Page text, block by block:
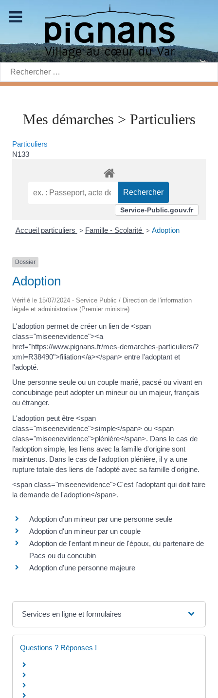
Rechercher:
Mes démarches > Particuliers
Particuliers
N133
Service-Public.gouv.fr
Accueil particuliers > Famille - Scolarité > Adoption
Dossier
Adoption
Vérifié le 15/07/2024 - Service Public / Direction de l'information
légale et administrative (Premier ministre)
L'adoption permet de créer un lien de <span
class="miseenevidence"><a
href="https://www.pignans.fr/mes-demarches-particuliers/?
xml=R38490">filiation</a></span> entre l'adoptant et
l'adopté.
Une personne seule ou un couple marié, pacsé ou vivant en
concubinage peut adopter un mineur ou un majeur, français
ou étranger.
L'adoption peut être <span
class="miseenevidence">simple</span> ou <span
class="miseenevidence">plénière</span>. Dans le cas de
l'adoption simple, les liens avec la famille d'origine sont
maintenus. Dans le cas de l'adoption plénière, il y a une
rupture totale des liens de l'adopté avec sa famille d'origine.
<span class="miseenevidence">C'est l'adoptant qui doit faire
la demande de l'adoption</span>.
Adoption d'un mineur par une personne seule
Adoption d'un mineur par un couple
Adoption de l'enfant mineur de l'époux, du partenaire de
Pacs ou du concubin
Adoption d'une personne majeure
Services en ligne et formulaires
Questions ? Réponses !